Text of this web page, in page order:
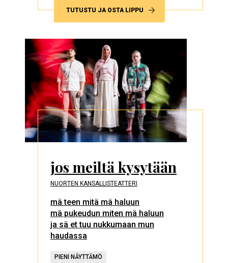
TUTUSTU JA OSTA LIPPU
jos meiltä kysytään
NUORTEN KANSALLISTEATTERI
mä teen mitä mä haluun
mä pukeudun miten mä haluun
ja sä et tuu nukkumaan mun
haudassa
PIENI NÄYTTÄMÖ